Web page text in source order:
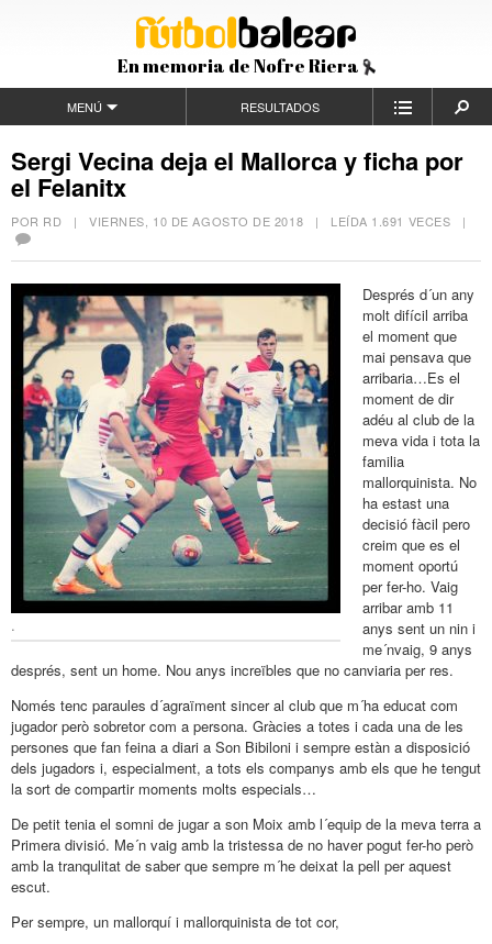
En memoria de Nofre Riera
MENÚ RESULTADOS
Sergi Vecina deja el Mallorca y ficha por
el Felanitx
POR RD |VIERNES, 10 DE AGOSTO DE 2018 | LEÍDA 1.691 VECES |
.
Després d´un any
molt difícil arriba
el moment que
mai pensava que
arribaria…Es el
moment de dir
adéu al club de la
meva vida i tota la
familia
mallorquinista. No
ha estast una
decisió fàcil pero
creim que es el
moment oportú
per fer-ho. Vaig
arribar amb 11
anys sent un nin i
me´nvaig, 9 anys
després, sent un home. Nou anys increïbles que no canviaria per res.
Només tenc paraules d´agraïment sincer al club que m´ha educat com
jugador però sobretor com a persona. Gràcies a totes i cada una de les
persones que fan feina a diari a Son Bibiloni i sempre estàn a disposició
dels jugadors i, especialment, a tots els companys amb els que he tengut
la sort de compartir moments molts especials…
De petit tenia el somni de jugar a son Moix amb l´equip de la meva terra a
Primera divisió. Me´n vaig amb la tristessa de no haver pogut fer-ho però
amb la tranqulitat de saber que sempre m´he deixat la pell per aquest
escut.
Per sempre, un mallorquí i mallorquinista de tot cor,